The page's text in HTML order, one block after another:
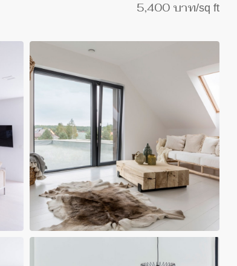
5,400 บาท/sq ft